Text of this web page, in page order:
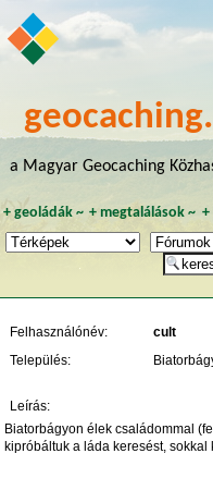
a Magyar Geocaching
+ geoládák~ +megtalálások ~ +
Felhasználónév:
cult
Település:
Leírás:
Biatorbágyon élek családommal
kipróbáltuk a láda keresést,